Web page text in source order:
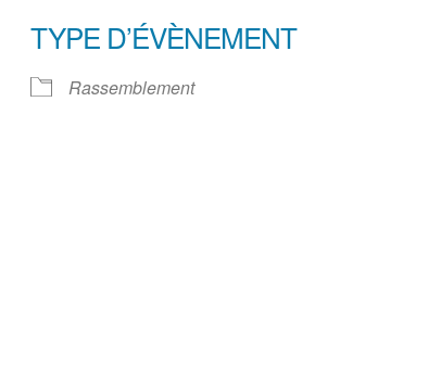
TYPE D’ÉVÈNEMENT
Rassemblement